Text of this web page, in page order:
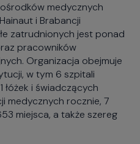
medycznych
i Brabancji
zatrudnionych jest ponad
pracowników
Organizacja obejmuje
w tym 6 szpitali
łóżek i świadczących
medycznych rocznie, 7
miejsca, a także szereg